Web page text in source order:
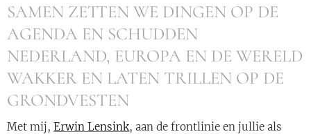
SAMEN ZETTEN WE DINGEN OP DE
AGENDA EN SCHUDDEN
NEDERLAND, EUROPA EN DE WERELD
WAKKER EN LATEN TRILLEN OP DE
GRONDVESTEN
Met mij, Erwin Lensink, aan de frontlinie en jullie als